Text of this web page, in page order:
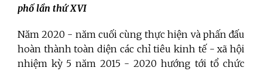
phố lần thứ XVI
Năm 2020 - năm cuối cùng thực hiện và phấn đấu
hoàn thành toàn diện các chỉ tiêu kinh tế - xã hội
nhiệm kỳ 5 năm 2015 - 2020 hướng tới tổ chức